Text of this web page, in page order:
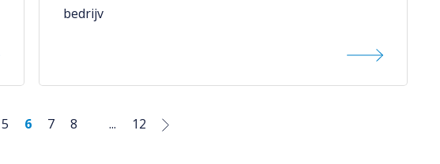
bedrijv
5 6 7 8 ... 12